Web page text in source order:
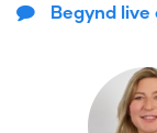
Begynd live